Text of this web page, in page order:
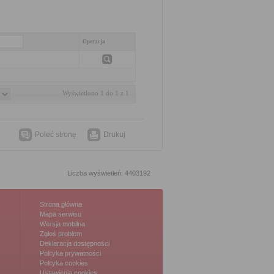
Operacja
Wyświetlono 1 do 1 z 1
Poleć stronę Drukuj
Liczba wyświetleń: 4403192
Strona główna
Mapa serwisu
Wersja mobilna
Zgłoś problem
Deklaracja dostępności
Polityka prywatności
Polityka cookies